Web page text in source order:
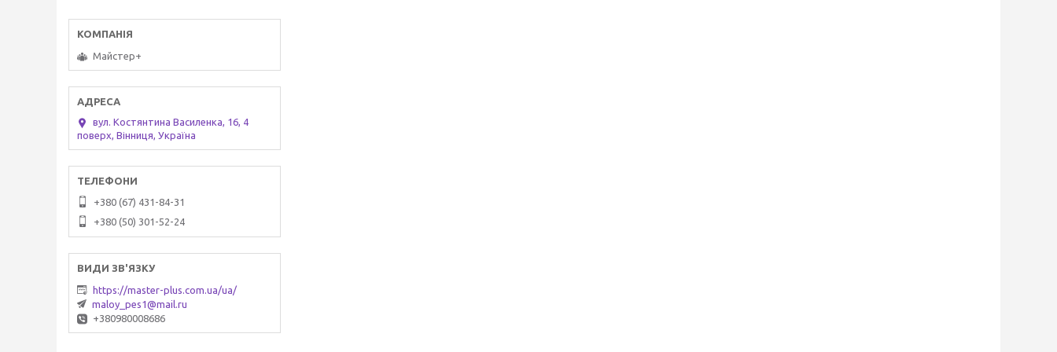
Майстер+
вул. Костянтина Василенка, 16, 4
поверх, Вінниця, Україна
+380 (67) 431-84-31
+380 (50) 301-52-24
https://master-plus.com.ua/ua/
maloy_pes1@mail.ru
+380980008686